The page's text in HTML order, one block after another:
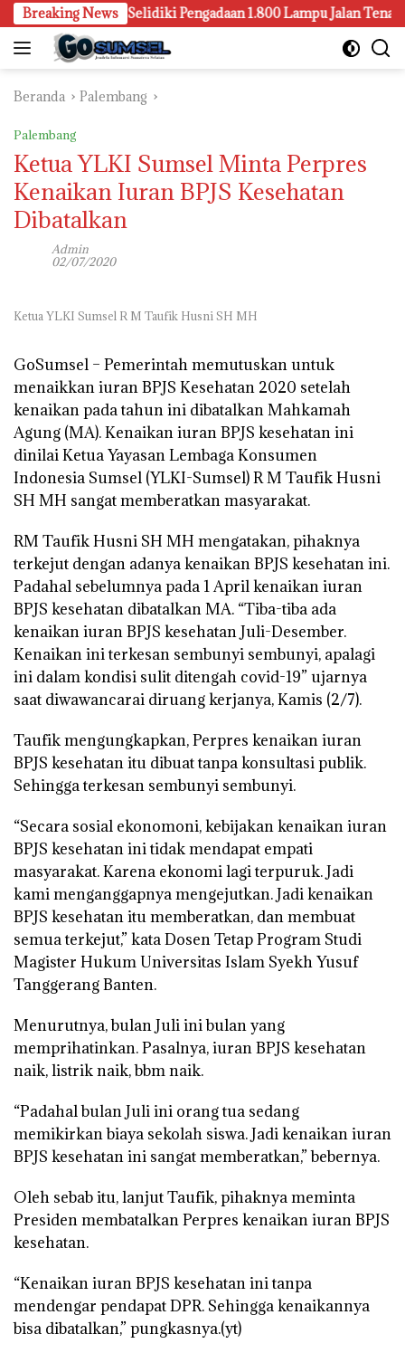
Langsung
ke
konten
Breaking NewsJuga Selidiki Pengadaan 1.800 Lampu Jalan Tenaga
Beranda Palembang
Palembang
Ketua YLKI Sumsel Minta Perpres
Kenaikan Iuran BPJS Kesehatan
Dibatalkan
Admin
02/07/2020
Ketua YLKI Sumsel R M Taufik Husni SH MH
GoSumsel – Pemerintah memutuskan untuk
menaikkan iuran BPJS Kesehatan 2020 setelah
kenaikan pada tahun ini dibatalkan Mahkamah
Agung (MA). Kenaikan iuran BPJS kesehatan ini
dinilai Ketua Yayasan Lembaga Konsumen
Indonesia Sumsel (YLKI-Sumsel) R M Taufik Husni
SH MH sangat memberatkan masyarakat.
RM Taufik Husni SH MH mengatakan, pihaknya
terkejut dengan adanya kenaikan BPJS kesehatan ini.
Padahal sebelumnya pada 1 April kenaikan iuran
BPJS kesehatan dibatalkan MA. “Tiba-tiba ada
kenaikan iuran BPJS kesehatan Juli-Desember.
Kenaikan ini terkesan sembunyi sembunyi, apalagi
ini dalam kondisi sulit ditengah covid-19” ujarnya
saat diwawancarai diruang kerjanya, Kamis (2/7).
Taufik mengungkapkan, Perpres kenaikan iuran
BPJS kesehatan itu dibuat tanpa konsultasi publik.
Sehingga terkesan sembunyi sembunyi.
“Secara sosial ekonomoni, kebijakan kenaikan iuran
BPJS kesehatan ini tidak mendapat empati
masyarakat. Karena ekonomi lagi terpuruk. Jadi
kami menganggapnya mengejutkan. Jadi kenaikan
BPJS kesehatan itu memberatkan, dan membuat
semua terkejut,” kata Dosen Tetap Program Studi
Magister Hukum Universitas Islam Syekh Yusuf
Tanggerang Banten.
Menurutnya, bulan Juli ini bulan yang
memprihatinkan. Pasalnya, iuran BPJS kesehatan
naik, listrik naik, bbm naik.
“Padahal bulan Juli ini orang tua sedang
memikirkan biaya sekolah siswa. Jadi kenaikan iuran
BPJS kesehatan ini sangat memberatkan,” bebernya.
Oleh sebab itu, lanjut Taufik, pihaknya meminta
Presiden membatalkan Perpres kenaikan iuran BPJS
kesehatan.
“Kenaikan iuran BPJS kesehatan ini tanpa
mendengar pendapat DPR. Sehingga kenaikannya
bisa dibatalkan,” pungkasnya.(yt)